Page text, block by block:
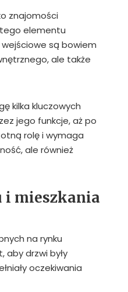
znajomości
elementu
są bowiem
ale także
kilka kluczowych
jego funkcje, aż po
rolę i wymaga
ale również
i mieszkania
na rynku
aby drzwi były
oczekiwania